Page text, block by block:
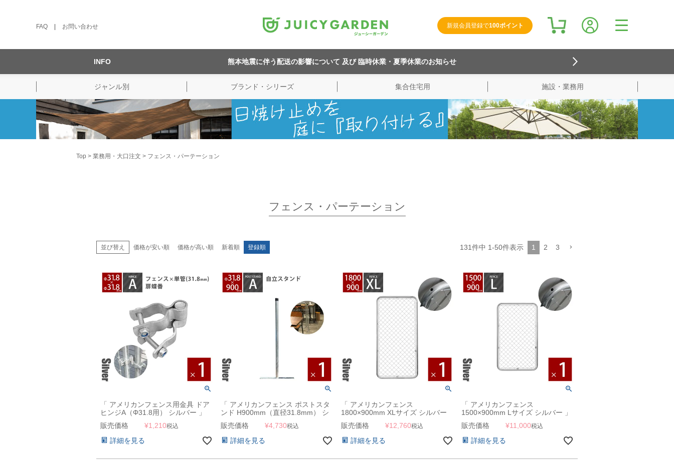
FAQ お問い合わせ 新規会員登録で100ポイント
検索
INFO 熊本地震に伴う配送の影響について 及び 臨時休業・夏季休業のお知らせ
ジャンル別 ブランド・シリーズ 集合住宅用 施設・業務用
Top 業務用・大口注文 フェンス・パーテーション
フェンス・パーテーション
並び替え 価格が安い順 価格が高い順 新着順 登録順 131件中 1-50件表示 1 2 3
「 アメリカンフェンス用金具 ドア
ヒンジA（Φ31.8用） シルバー 」
販売価格
¥1,210税込
詳細を見る
「 アメリカンフェンス ポストスタ
ンド H900mm（直径31.8mm） シ
ルバー ※ゴムキャップ付 」
販売価格 ¥4,730税込
詳細を見る
「 アメリカンフェンス
1800×900mm XLサイズ シルバー
販売価格 ¥12,760税込
詳細を見る
「 アメリカンフェンス
1500×900mm Lサイズ シルバー 」
販売価格
¥11,000税込
詳細を見る